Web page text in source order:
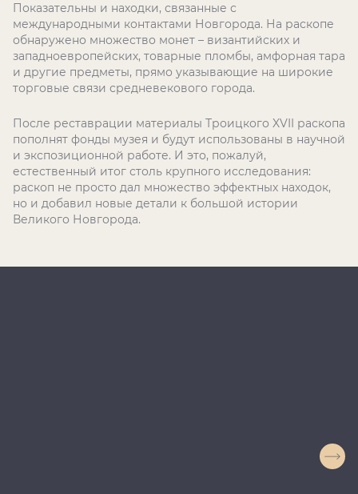
Показательны и находки, связанные с
международными контактами Новгорода. На раскопе
обнаружено множество монет – византийских и
западноевропейских, товарные пломбы, амфорная тара
и другие предметы, прямо указывающие на широкие
торговые связи средневекового города.
После реставрации материалы Троицкого XVII раскопа
пополнят фонды музея и будут использованы в научной
и экспозиционной работе. И это, пожалуй,
естественный итог столь крупного исследования:
раскоп не просто дал множество эффектных находок,
но и добавил новые детали к большой истории
Великого Новгорода.